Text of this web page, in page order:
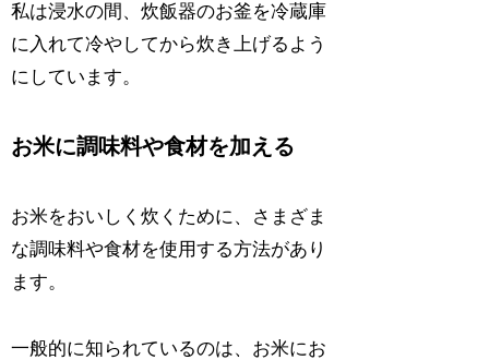
私は浸水の間、炊飯器のお釜を冷蔵庫
に入れて冷やしてから炊き上げるよう
にしています。
お米に調味料や食材を加える
お米をおいしく炊くために、さまざま
な調味料や食材を使用する方法があり
ます。
一般的に知られているのは、お米にお